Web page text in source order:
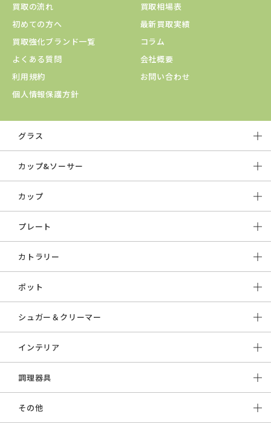
買取の流れ
買取相場表
初めての方へ
最新買取実績
買取強化ブランド一覧
コラム
よくある質問
会社概要
利用規約
お問い合わせ
個人情報保護方針
グラス
カップ&ソーサー
カップ
プレート
カトラリー
ポット
シュガー＆クリーマー
インテリア
調理器具
その他